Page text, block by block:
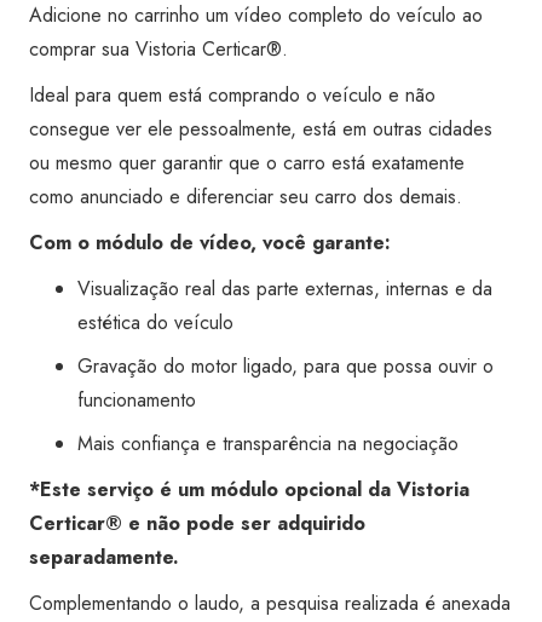
Adicione no carrinho um vídeo completo do veículo ao
comprar sua Vistoria Certicar®.
Ideal para quem está comprando o veículo e não
consegue ver ele pessoalmente, está em outras cidades
ou mesmo quer garantir que o carro está exatamente
como anunciado e diferenciar seu carro dos demais.
Com o módulo de vídeo, você garante:
Visualização real das parte externas, internas e da
estética do veículo
Gravação do motor ligado, para que possa ouvir o
funcionamento
Mais confiança e transparência na negociação
*Este serviço é um módulo opcional da Vistoria
Certicar® e não pode ser adquirido
separadamente.
Complementando o laudo, a pesquisa realizada é anexada